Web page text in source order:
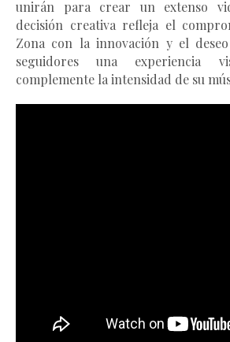
unirán para crear un extenso
decisión creativa refleja el
Zona con la innovación y el
seguidores una experiencia
complemente la intensidad de su